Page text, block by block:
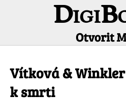
Otvorit
Vítková & Winkler
k smrti